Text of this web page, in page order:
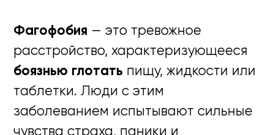
Фагофобия — это тревожное
расстройство, характеризующееся
боязнью глотать пищу, жидкости или
таблетки. Люди с этим
заболеванием испытывают сильные
чувства страха, паники и